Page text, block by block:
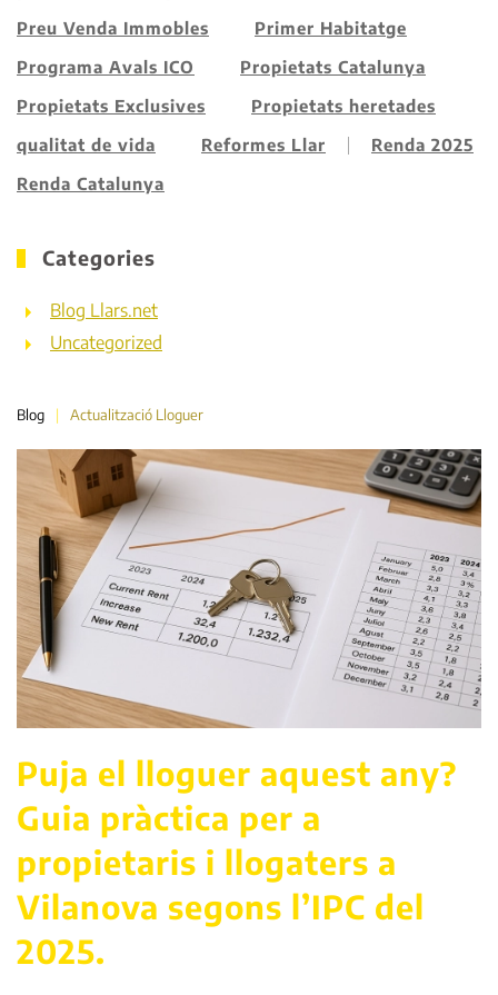
Preu Venda Immobles
Primer Habitatge
Programa Avals ICO
Propietats Catalunya
Propietats Exclusives
Propietats heretades
qualitat de vida
Reformes Llar
Renda 2025
Renda Catalunya
Categories
Blog Llars.net
Uncategorized
Blog Actualització Lloguer
Puja el lloguer aquest any?
Guia pràctica per a
propietaris i llogaters a
Vilanova segons l’IPC del
2025.